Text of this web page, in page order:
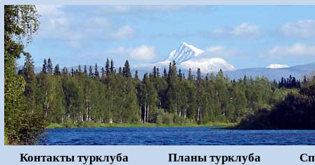
Контакты турклуба Планы турклуба